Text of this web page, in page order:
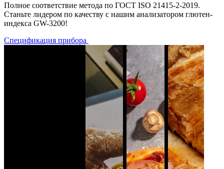
Полное соответствие метода по ГОСТ ISO 21415-2-2019.
Станьте лидером по качеству с нашим анализатором глютен-
индекса GW-3200!
Спецификация прибора